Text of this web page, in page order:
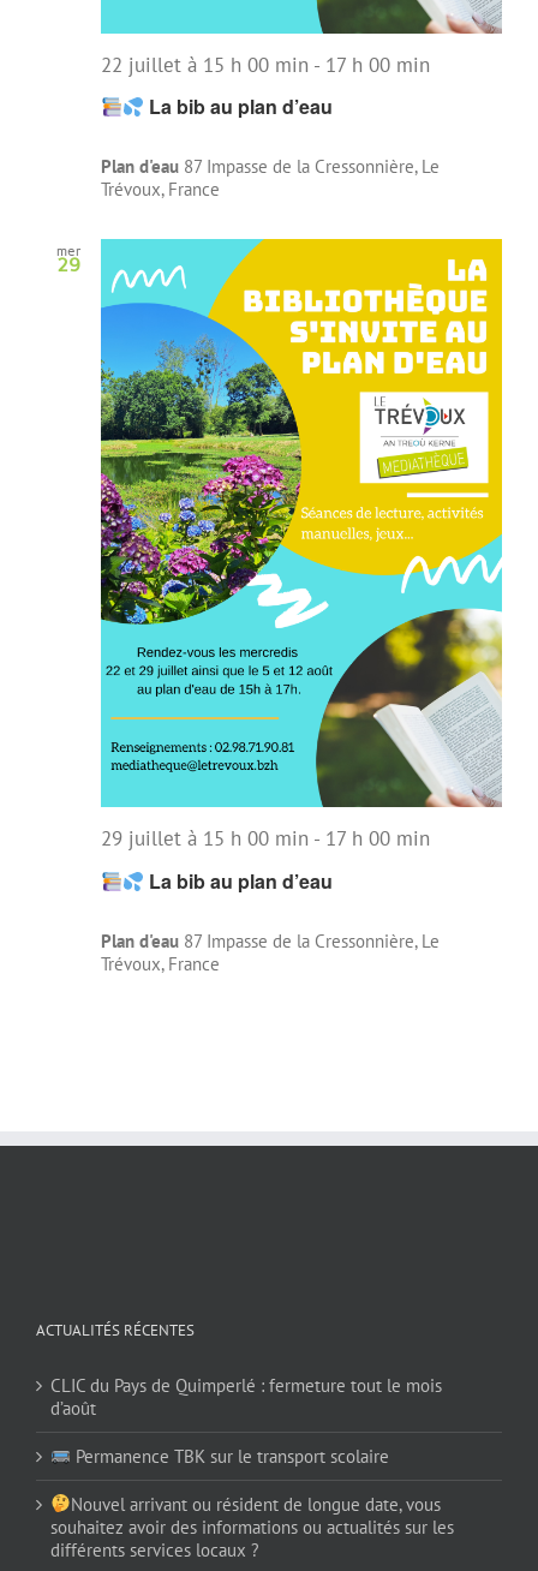
La bib au plan d’eau
22 juillet à 15 h 00 min - 17 h 00 min
Plan d'eau 87 Impasse de la Cressonnière, Le
Trévoux, France
mer
29
La bib au plan d’eau
29 juillet à 15 h 00 min - 17 h 00 min
Plan d'eau 87 Impasse de la Cressonnière, Le
Trévoux, France
ACTUALITÉS RÉCENTES
CLIC du Pays de Quimperlé : fermeture tout le mois
d’août
Permanence TBK sur le transport scolaire
Nouvel arrivant ou résident de longue date, vous
souhaitez avoir des informations ou actualités sur les
différents services locaux ?